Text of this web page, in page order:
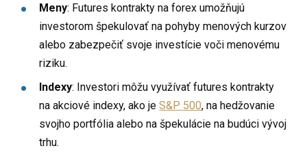
Meny: Futures kontrakty na forex umožňujú
investorom špekulovať na pohyby menových kurzov
alebo zabezpečiť svoje investície voči menovému
riziku.
Indexy: Investori môžu využívať futures kontrakty
na akciové indexy, ako jeS&P 500, na hedžovanie
svojho portfólia alebo na špekulácie na budúci vývoj
trhu.